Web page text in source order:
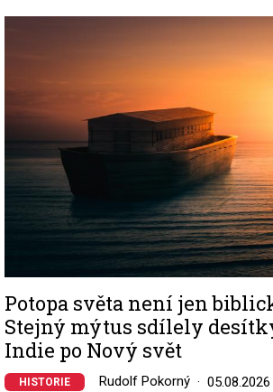
Potopa světa není jen
Stejný mýtus sdílely
Indie po Nový svět
HISTORIE Rudolf Pokorný 05.08.2026